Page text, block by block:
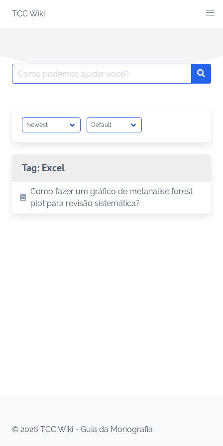
TCC Wiki
Search
for:
Tag: Excel
Como fazer um gráfico de metanalise forest
plot para revisão sistemática?
© 2026 TCC Wiki - Guia da Monografia